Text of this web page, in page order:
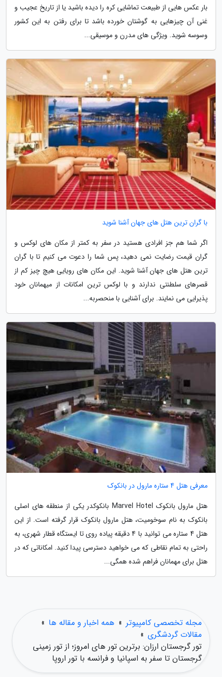
بار عکس هایی از طبیعت تماشایی کره را دیده باشید یا از تاریخ عجیب و
غنی آن چیزهایی به گوشتان خورده باشد تا برای رفتن به این کشور
وسوسه شوید. ویژگی های مدرن و موسیقی...
با گران ترین هتل های جهان آشنا شوید
اگر شما هم جز افرادی هستید در سفر به کمتر از مکان های لوکس و
گران قیمت رضایت نمی دهید، پس شما را دعوت می کنیم تا با گران
ترین هتل های جهان آشنا شوید. این مکان های رویایی هیچ چیز کم از
قصرهای سلطنتی ندارند و با لوکس ترین امکانات از میهمانان خود
پذیرایی می نمایند. برای آشنایی با منحصربه...
معرفی هتل 4 ستاره مارول در بانکوک
هتل مارول بانکوک Marvel Hotel بانکوکدر یکی از منطقه های اصلی
بانکوک به نام سوخومیت، هتل مارول بانکوک قرار گرفته است. از این
هتل 4 ستاره می توانید با 4 دقیقه پیاده روی تا ایستگاه قطار شهری، به
راحتی به تمام نقاطی که می خواهید دسترسی پیدا کنید. امکاناتی که در
هتل برای مهمانان فراهم شده همگی...
مجله تخصصی کامپیوتر » همه اخبار و مقاله ها »
مقالات گردشگری »
تور گرجستان ارزان: برترین تور های امروز؛ از تور زمینی
گرجستان تا سفر به اسپانیا و فرانسه با تور اروپا